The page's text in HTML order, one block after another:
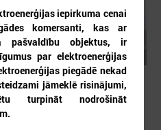
un Iekšlietu
iepirkuma cenai
komersanti, kas ar
pašvaldību objektus, ir
par elektroenerģijas
piegādē nekad
jāmeklē risinājumi,
turpināt nodrošināt